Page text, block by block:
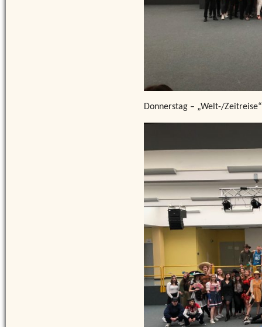
Donnerstag – „Welt-/Zeitreise“